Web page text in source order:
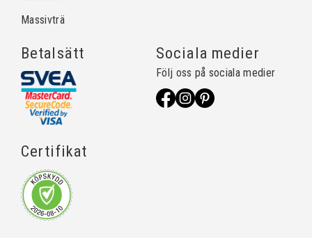
Massivträ
Betalsätt
Certifikat
Sociala medier
Följ oss på sociala medier